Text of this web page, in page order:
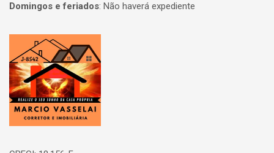
Domingos e feriados: Não haverá expediente
Página inicial